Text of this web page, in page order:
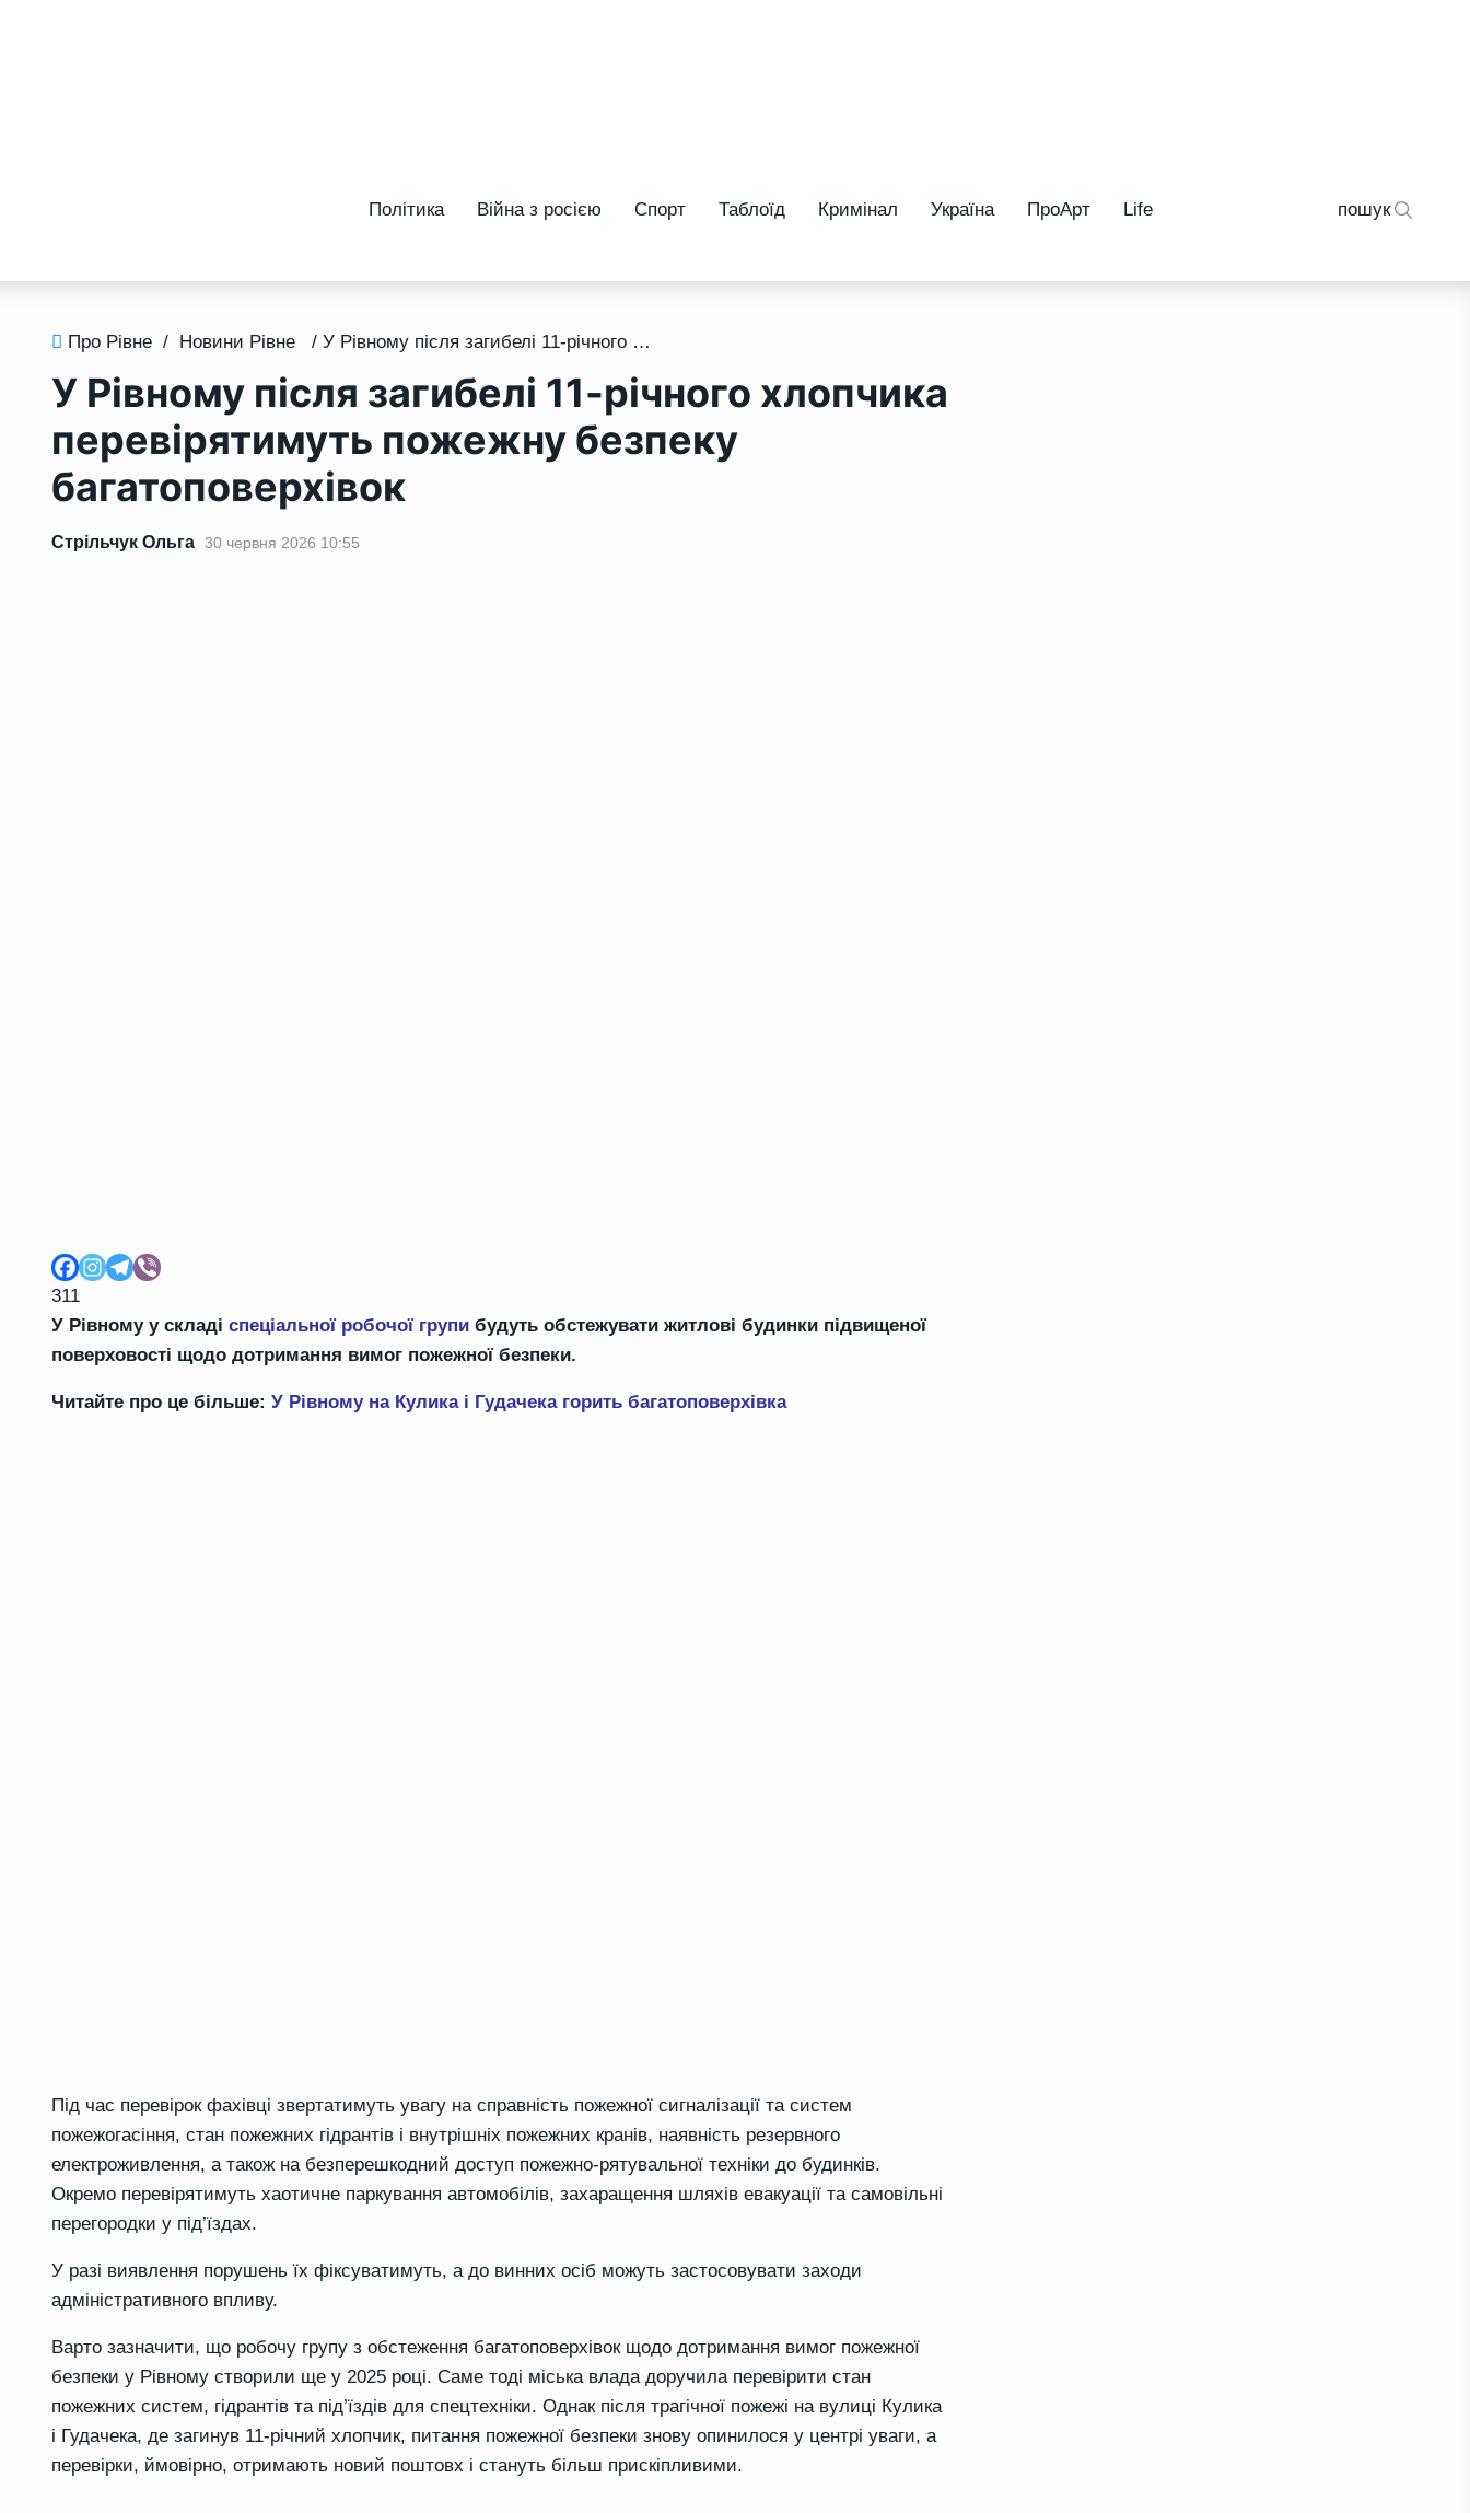
Політика Війна з росією Спорт Таблоїд Кримінал Україна ПроАрт Life пошук
Про Рівне / Новини Рівне / У Рівному після загибелі 11-річного хлопчика перевірятимуть пожежну безпеку багатоповерхівок
У Рівному після загибелі 11-річного хлопчика
перевірятимуть пожежну безпеку
багатоповерхівок
Стрільчук Ольга 30 червня 2026 10:55
311
У Рівному у складі спеціальної робочої групи будуть обстежувати житлові будинки підвищеної
поверховості щодо дотримання вимог пожежної безпеки.
Читайте про це більше: У Рівному на Кулика і Гудачека горить багатоповерхівка
Під час перевірок фахівці звертатимуть увагу на справність пожежної сигналізації та систем
пожежогасіння, стан пожежних гідрантів і внутрішніх пожежних кранів, наявність резервного
електроживлення, а також на безперешкодний доступ пожежно-рятувальної техніки до будинків.
Окремо перевірятимуть хаотичне паркування автомобілів, захаращення шляхів евакуації та самовільні
перегородки у під’їздах.
У разі виявлення порушень їх фіксуватимуть, а до винних осіб можуть застосовувати заходи
адміністративного впливу.
Варто зазначити, що робочу групу з обстеження багатоповерхівок щодо дотримання вимог пожежної
безпеки у Рівному створили ще у 2025 році. Саме тоді міська влада доручила перевірити стан
пожежних систем, гідрантів та під’їздів для спецтехніки. Однак після трагічної пожежі на вулиці Кулика
і Гудачека, де загинув 11-річний хлопчик, питання пожежної безпеки знову опинилося у центрі уваги, а
перевірки, ймовірно, отримають новий поштовх і стануть більш прискіпливими.